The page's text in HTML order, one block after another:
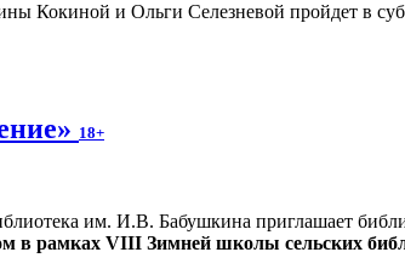
Кокиной и Ольги Селезневой пройдет в
18+
им. И.В. Бабушкина приглашает
в рамках VIII Зимней школы сельских